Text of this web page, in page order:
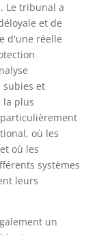
Le tribunal a
et de
d'une réelle
subies et
la plus
où les
où les
systèmes
leurs
un